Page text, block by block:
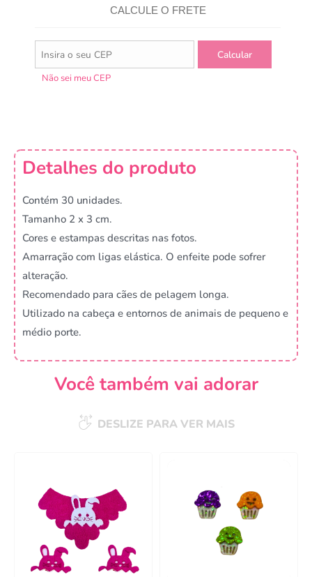
CALCULE O FRETE
Não sei meu CEP
Detalhes do produto
Contém 30 unidades.
Tamanho 2 x 3 cm.
Cores e estampas descritas nas fotos.
Amarração com ligas elástica. O enfeite pode sofrer
alteração.
Recomendado para cães de pelagem longa.
Utilizado na cabeça e entornos de animais de pequeno e
médio porte.
Você também vai adorar
DESLIZE PARA VER MAIS